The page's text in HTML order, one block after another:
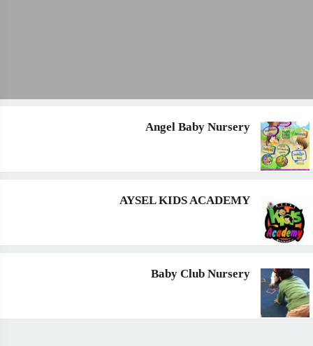
Angel Baby Nursery
AYSEL KIDS ACADEMY
Baby Club Nursery